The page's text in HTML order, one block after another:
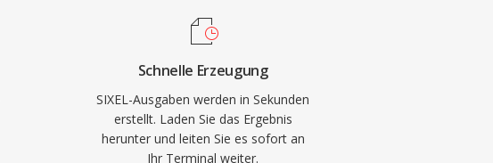
Schnelle Erzeugung
SIXEL-Ausgaben werden in Sekunden
erstellt. Laden Sie das Ergebnis
herunter und leiten Sie es sofort an
Ihr Terminal weiter.